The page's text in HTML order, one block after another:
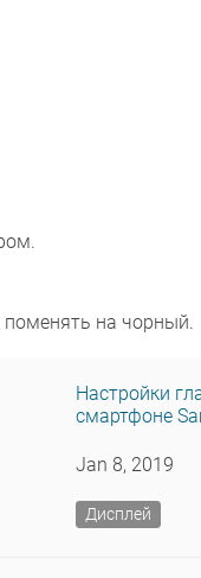
поменять на чорный.
Настройки
смартфоне
Jan 8, 2019
Дисплей